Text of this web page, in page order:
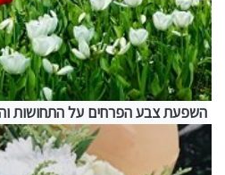
השפעת צבע הפרחים על התחושות